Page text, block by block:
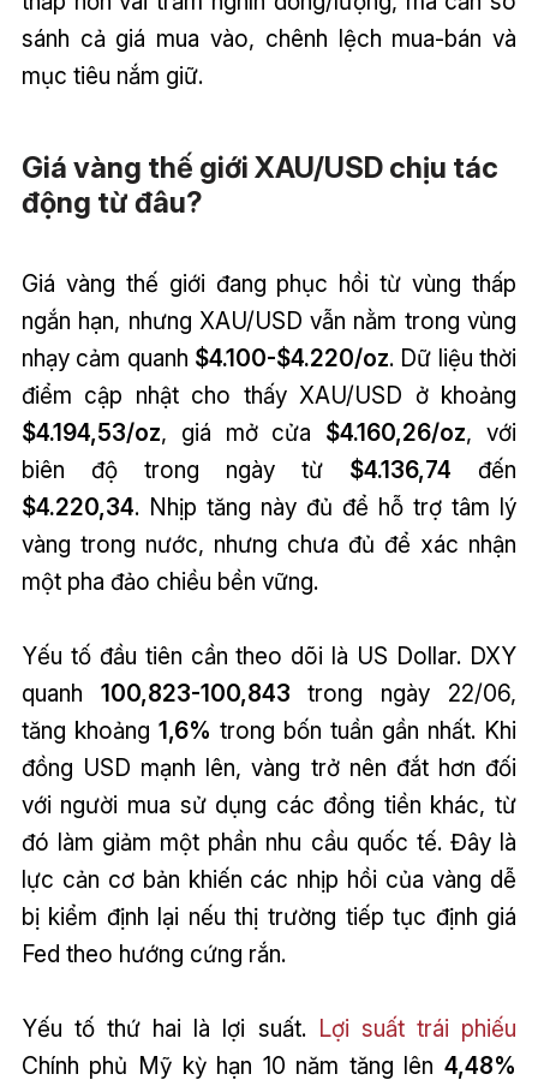
sánh cả giá mua vào, chênh lệch mua-bán và
mục tiêu nắm giữ.
Giá vàng thế giới XAU/USD chịu tác
động từ đâu?
Giá vàng thế giới đang phục hồi từ vùng thấp
ngắn hạn, nhưng XAU/USD vẫn nằm trong vùng
nhạy cảm quanh $4.100-$4.220/oz. Dữ liệu thời
điểm cập nhật cho thấy XAU/USD ở khoảng
$4.194,53/oz, giá mở cửa $4.160,26/oz, với
biên độ trong ngày từ $4.136,74 đến
$4.220,34. Nhịp tăng này đủ để hỗ trợ tâm lý
vàng trong nước, nhưng chưa đủ để xác nhận
một pha đảo chiều bền vững.
Yếu tố đầu tiên cần theo dõi là US Dollar. DXY
quanh 100,823-100,843 trong ngày 22/06,
tăng khoảng 1,6% trong bốn tuần gần nhất. Khi
đồng USD mạnh lên, vàng trở nên đắt hơn đối
với người mua sử dụng các đồng tiền khác, từ
đó làm giảm một phần nhu cầu quốc tế. Đây là
lực cản cơ bản khiến các nhịp hồi của vàng dễ
bị kiểm định lại nếu thị trường tiếp tục định giá
Fed theo hướng cứng rắn.
Yếu tố thứ hai là lợi suất. Lợi suất trái phiếu
Chính phủ Mỹ kỳ hạn 10 năm tăng lên4,48%